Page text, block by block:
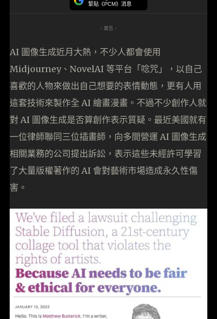
緊貼《PCM》消息
- 廣告 -
AI 圖像生成近月大熱，不少人都會使用
Midjourney、NovelAI 等平台「唸咒」，以自己
喜歡的人物來做出自己想要的表情動態，更有人用
這套技術來製作全 AI 繪畫漫畫。不過不少創作人就
對 AI 圖像生成是否算創作表示質疑。最近美國就有
一位律師聯同三位插畫師，向多間營運 AI 圖像生成
相關業務的公司提出訴訟，表示這些未經許可學習
了大量版權著作的 AI 會對藝術市場造成永久性傷
害。